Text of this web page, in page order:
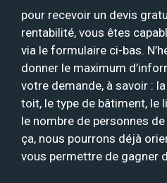
pour recevoir un devis
rentabilité, vous êtes
via le formulaire ci-bas.
donner le maximum
votre demande, à savoir :
toit, le type de bâtiment, le
le nombre de personnes
ça, nous pourrons déjà
vous permettre de gagner